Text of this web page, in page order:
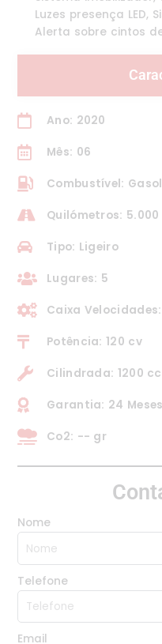
Luzes presença LED,
Alerta sobre cintos
Ano: 2020
Mês: 06
Combustível:
Quilómetros: 5.000
Tipo: Ligeiro
Lugares: 5
Caixa
Potência: 120 cv
Cilindrada: 1200 cc
Garantia: 24 Meses
Co2: -- gr
Nome
Telefone
Email